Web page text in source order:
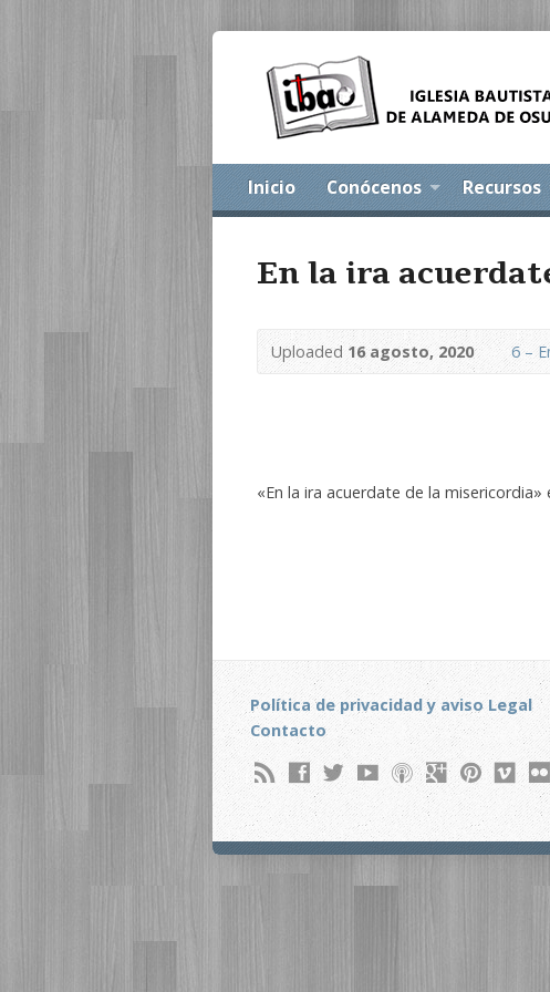
Inicio Conócenos Recursos
En la ira
Uploaded 16 agosto, 2020 6 –
«En la ira acuerdate de la
Política de privacidad y aviso Legal
Contacto